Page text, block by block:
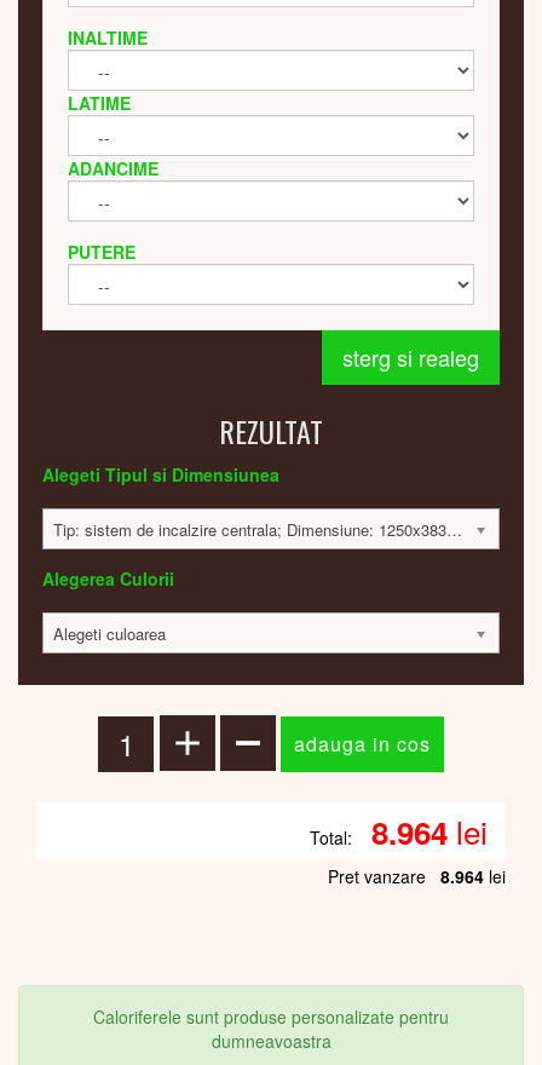
INALTIME
LATIME
ADANCIME
PUTERE
sterg si realeg
REZULTAT
Alegeti Tipul si Dimensiunea
Tip: sistem de incalzire centrala; Dimensiune: 1250x383x42mm; 450 Watt; 8931 lei
Alegerea Culorii
Alegeti culoarea
Total: 8.964 lei
Pret vanzare 8.964 lei
Caloriferele sunt produse personalizate pentru
dumneavoastra